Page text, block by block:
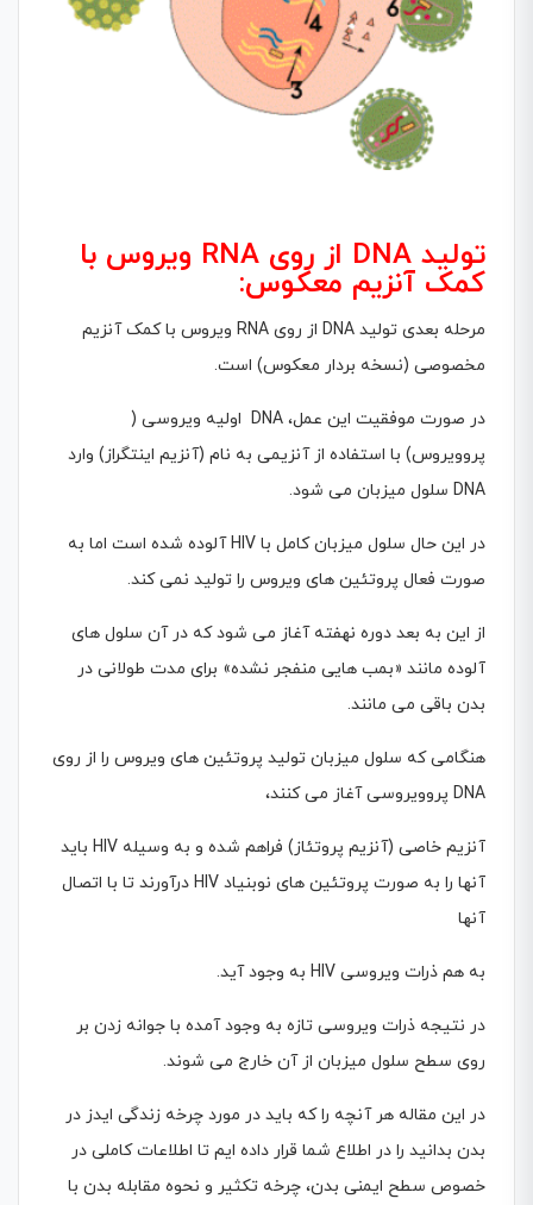
تولید DNA از روى RNA ویروس با
کمک آنزیم معکوس:
مرحله بعدى تولید DNA از روى RNA ویروس با کمک آنزیم
مخصوصی (نسخه بردار معکوس) است.
در صورت موفقیت این عمل، DNA اولیه ویروسی (
پروویروس) با استفاده از آنزیمی به نام (آنزیم اینتگراز) وارد
DNA سلول میزبان مى شود.
در این حال سلول میزبان کامل با HIV آلوده شده است اما به
صورت فعال پروتئین هاى ویروس را تولید نمى کند.
از این به بعد دوره نهفته آغاز مى شود که در آن سلول هاى
آلوده مانند «بمب هایى منفجر نشده» براى مدت طولانى در
بدن باقى مى مانند.
هنگامى که سلول میزبان تولید پروتئین هاى ویروس را از روى
DNA پروویروسى آغاز مى کنند،
آنزیم خاصی (آنزیم پروتئاز) فراهم شده و به وسیله HIV باید
آنها را به صورت پروتئین هاى نوبنیاد HIV درآورند تا با اتصال
آنها
به هم ذرات ویروسى HIV به وجود آید.
در نتیجه ذرات ویروسى تازه به وجود آمده با جوانه زدن بر
روى سطح سلول میزبان از آن خارج مى شوند.
در این مقاله هر آنچه را که باید در مورد چرخه زندگی ایدز در
بدن بدانید را در اطلاع شما قرار داده ایم تا اطلاعات کاملی در
خصوص سطح ایمنی بدن، چرخه تکثیر و نحوه مقابله بدن با